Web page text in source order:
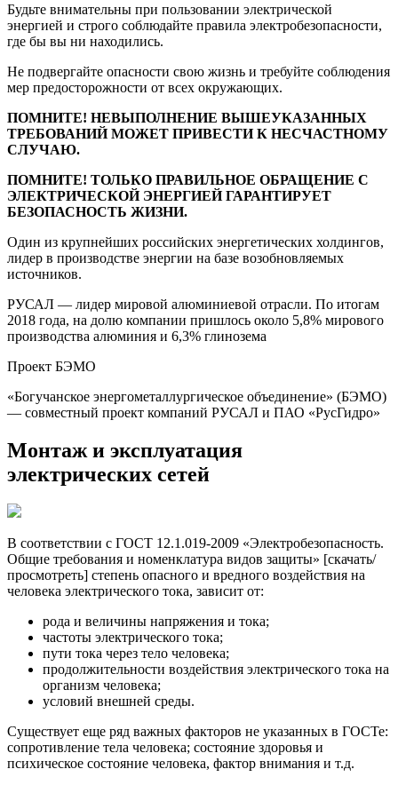
Будьте внимательны при пользовании электрической
энергией и строго соблюдайте правила электробезопасности,
где бы вы ни находились.
Не подвергайте опасности свою жизнь и требуйте соблюдения
мер предосторожности от всех окружающих.
ПОМНИТЕ! НЕВЫПОЛНЕНИЕ ВЫШЕУКАЗАННЫХ
ТРЕБОВАНИЙ МОЖЕТ ПРИВЕСТИ К НЕСЧАСТНОМУ
СЛУЧАЮ.
ПОМНИТЕ! ТОЛЬКО ПРАВИЛЬНОЕ ОБРАЩЕНИЕ С
ЭЛЕКТРИЧЕСКОЙ ЭНЕРГИЕЙ ГАРАНТИРУЕТ
БЕЗОПАСНОСТЬ ЖИЗНИ.
Один из крупнейших российских энергетических холдингов,
лидер в производстве энергии на базе возобновляемых
источников.
РУСАЛ — лидер мировой алюминиевой отрасли. По итогам
2018 года, на долю компании пришлось около 5,8% мирового
производства алюминия и 6,3% глинозема
Проект БЭМО
«Богучанское энергометаллургическое объединение» (БЭМО)
— совместный проект компаний РУСАЛ и ПАО «РусГидро»
Монтаж и эксплуатация
электрических сетей
В соответствии с ГОСТ 12.1.019-2009 «Электробезопасность.
Общие требования и номенклатура видов защиты» [скачать/
просмотреть] степень опасного и вредного воздействия на
человека электрического тока, зависит от:
рода и величины напряжения и тока;
частоты электрического тока;
пути тока через тело человека;
продолжительности воздействия электрического тока на
организм человека;
условий внешней среды.
Существует еще ряд важных факторов не указанных в ГОСТе:
сопротивление тела человека; состояние здоровья и
психическое состояние человека, фактор внимания и т.д.